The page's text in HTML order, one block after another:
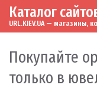
Skip to content
Main Navigation
Каталог
URL.KIEV.UA —
Покупайте
только в